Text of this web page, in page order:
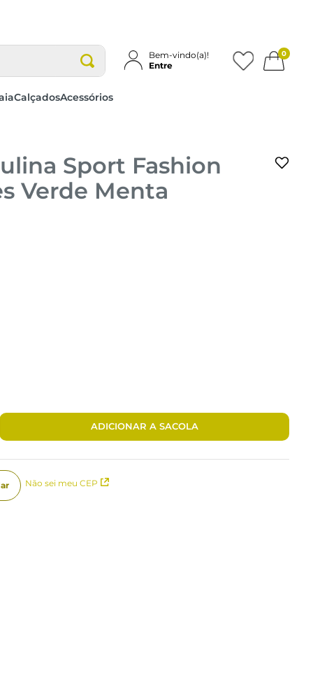
Bem-vindo(a)!
Entre
0
CalçadosAcessórios
Sport Fashion
Verde Menta
ADICIONAR A SACOLA
Não sei meu CEP